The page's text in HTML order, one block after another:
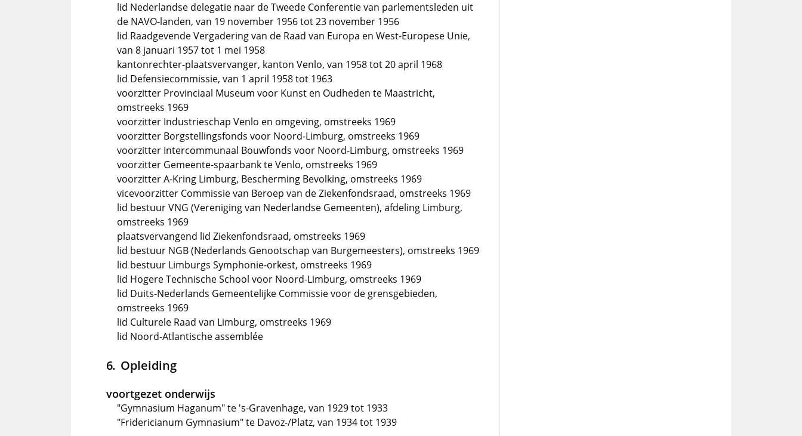
lid Nederlandse delegatie naar de Tweede Conferentie van parlementsleden uit
de NAVO-landen, van 19 november 1956 tot 23 november 1956
lid Raadgevende Vergadering van de Raad van Europa en West-Europese Unie,
van 8 januari 1957 tot 1 mei 1958
kantonrechter-plaatsvervanger, kanton Venlo, van 1958 tot 20 april 1968
lid Defensiecommissie, van 1 april 1958 tot 1963
voorzitter Provinciaal Museum voor Kunst en Oudheden te Maastricht,
omstreeks 1969
voorzitter Industrieschap Venlo en omgeving, omstreeks 1969
voorzitter Borgstellingsfonds voor Noord-Limburg, omstreeks 1969
voorzitter Intercommunaal Bouwfonds voor Noord-Limburg, omstreeks 1969
voorzitter Gemeente-spaarbank te Venlo, omstreeks 1969
voorzitter A-Kring Limburg, Bescherming Bevolking, omstreeks 1969
vicevoorzitter Commissie van Beroep van de Ziekenfondsraad, omstreeks 1969
lid bestuur VNG (Vereniging van Nederlandse Gemeenten), afdeling Limburg,
omstreeks 1969
plaatsvervangend lid Ziekenfondsraad, omstreeks 1969
lid bestuur NGB (Nederlands Genootschap van Burgemeesters), omstreeks 1969
lid bestuur Limburgs Symphonie-orkest, omstreeks 1969
lid Hogere Technische School voor Noord-Limburg, omstreeks 1969
lid Duits-Nederlands Gemeentelijke Commissie voor de grensgebieden,
omstreeks 1969
lid Culturele Raad van Limburg, omstreeks 1969
lid Noord-Atlantische assemblée
Opleiding
voortgezet onderwijs
"Gymnasium Haganum" te 's-Gravenhage, van 1929 tot 1933
"Fridericianum Gymnasium" te Davoz-/Platz, van 1934 tot 1939